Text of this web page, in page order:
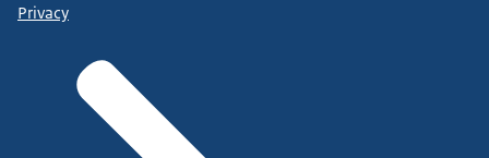
Privacy